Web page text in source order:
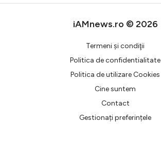
Creează cont
iAMnews.ro © 2026
Termeni şi condiţii
Politica de confidentialitate
Politica de utilizare Cookies
Cine suntem
Contact
Gestionați preferințele